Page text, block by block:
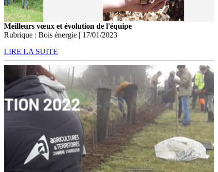
Meilleurs vœux et évolution de l'équipe
Rubrique : Bois énergie | 17/01/2023
LIRE LA SUITE